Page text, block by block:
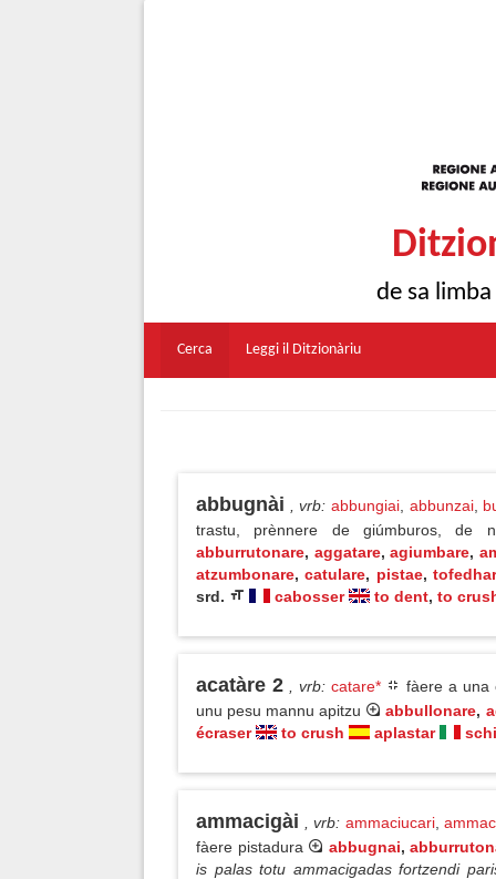
de sa
Cerca Leggi il Ditzionàriu
abbugnài , vrb: abbungiai, abbunzai,
trastu, prènnere de giúmburos, de
abburrutonare, aggatare,agiumbare,
atzumbonare,catulare, pistae,
srd.
cabosser to dent, to
acatàre 2 , vrb: catare*
fàere a una
unu pesu mannu apitzu
abbullonare,
écraser
to crush aplastar
ammacigài , vrb: ammaciucari,
fàere pistadura
abbugnai,
is palas totu ammacigadas fortzendi